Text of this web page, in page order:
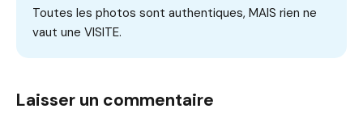
Toutes les photos sont authentiques, MAIS rien ne
vaut une VISITE.
Laisser un commentaire